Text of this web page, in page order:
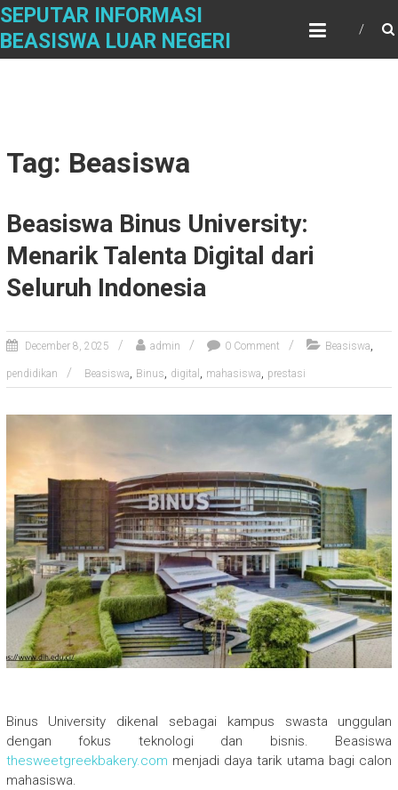
Skip
content
SEPUTAR INFORMASI
BEASISWA LUAR NEGERI
Tag: Beasiswa
Beasiswa Binus University:
Menarik Talenta Digital dari
Seluruh Indonesia
December 8, 2025 admin 0 Comment Beasiswa,
pendidikan Beasiswa, Binus, digital , mahasiswa, prestasi
Binus University dikenal sebagai kampus swasta unggulan
dengan fokus teknologi dan bisnis. Beasiswa
thesweetgreekbakery.com menjadi daya tarik utama bagi calon
mahasiswa.